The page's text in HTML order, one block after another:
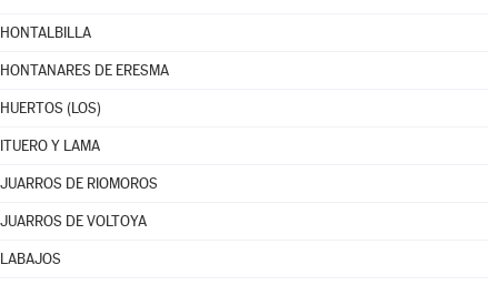
HONTALBILLA
HONTANARES DE ERESMA
HUERTOS (LOS)
ITUERO Y LAMA
JUARROS DE RIOMOROS
JUARROS DE VOLTOYA
LABAJOS